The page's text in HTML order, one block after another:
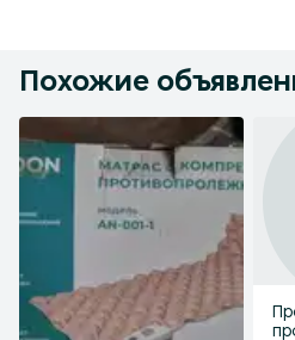
Похожие